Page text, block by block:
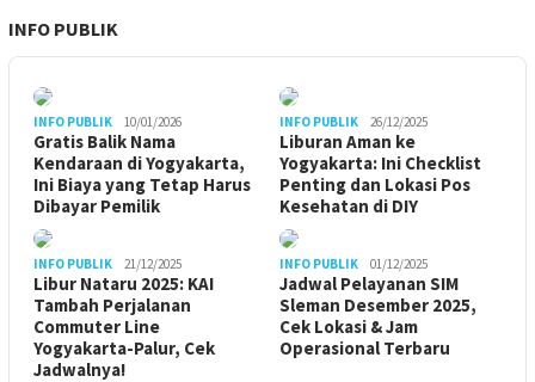
INFO PUBLIK
INFO PUBLIK 10/01/2026
Gratis Balik Nama
Kendaraan di Yogyakarta,
Ini Biaya yang Tetap Harus
Dibayar Pemilik
INFO PUBLIK 26/12/2025
Liburan Aman ke
Yogyakarta: Ini Checklist
Penting dan Lokasi Pos
Kesehatan di DIY
INFO PUBLIK 21/12/2025
Libur Nataru 2025: KAI
Tambah Perjalanan
Commuter Line
Yogyakarta-Palur, Cek
Jadwalnya!
INFO PUBLIK 01/12/2025
Jadwal Pelayanan SIM
Sleman Desember 2025,
Cek Lokasi & Jam
Operasional Terbaru